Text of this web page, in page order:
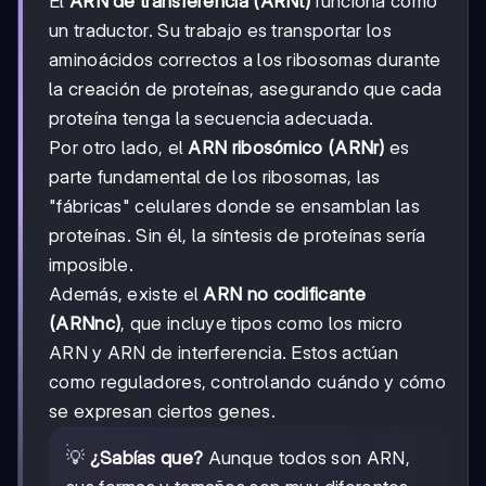
un traductor. Su trabajo es transportar los
aminoácidos correctos a los ribosomas durante
la creación de proteínas, asegurando que cada
proteína tenga la secuencia adecuada.
Por otro lado, el ARN ribosómico (ARNr) es
parte fundamental de los ribosomas, las
"fábricas" celulares donde se ensamblan las
proteínas. Sin él, la síntesis de proteínas sería
imposible.
Además, existe el ARN no codificante
(ARNnc), que incluye tipos como los micro
ARN y ARN de interferencia. Estos actúan
como reguladores, controlando cuándo y cómo
se expresan ciertos genes.
💡 ¿Sabías que? Aunque todos son ARN,